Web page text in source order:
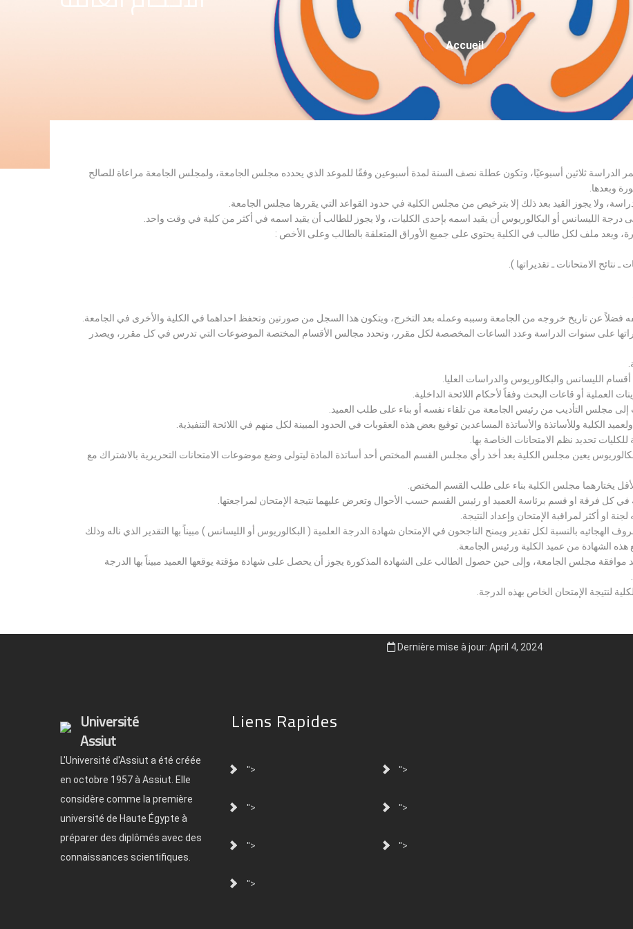
Fil
D'Ariane
Accueil
الدراسة ثلاثين أسبوعيًا، وتكون عطلة نصف السنة لمدة أسبوعين وفقًا للموعد الذي يحدده مجلس الجامعة، ولمجلس الجامعة مراعاة للصالح
وبعدها.
ولا يجوز القيد بعد ذلك إلا بترخيص من مجلس الكلية في حدود القواعد التي يقررها مجلس الجامعة.
درجة الليسانس أو البكالوريوس أن يقيد اسمه بإحدى الكليات، ولا يجوز للطالب أن يقيد اسمه في أكثر من كلية في وقت واحد.
ويعد ملف لكل طالب في الكلية يحتوي على جميع الأوراق المتعلقة بالطالب وعلى الأخص :
نتائح الامتحانات ـ تقديراتها ).
عن تاريخ خروجه من الجامعة وسببه وعمله بعد التخرج، ويتكون هذا السجل من صورتين وتحفظ احداهما في الكلية والأخرى في الجامعة.
مقرراتها على سنوات الدراسة وعدد الساعات المخصصة لكل مقرر، وتحدد مجالس الأقسام المختصة الموضوعات التي تدرس في كل مقرر، ويصدر
الليسانس والبكالوريوس والدراسات العليا.
أو قاعات البحث وفقاً لأحكام اللائحة الداخلية.
إلى مجلس التأديب من رئيس الجامعة من تلقاء نفسه أو بناء على طلب العميد.
الكلية وللأساتذة والأساتذة المساعدين توقيع بعض هذه العقوبات في الحدود المبينة لكل منهم في اللائحة التنفيذية.
للكليات تحديد نظم الامتحانات الخاصة بها.
يعين مجلس الكلية بعد أخذ رأي مجلس القسم المختص أحد أساتذة المادة ليتولى وضع موضوعات الامتحانات التحريرية بالاشتراك مع
يختارهما مجلس الكلية بناء على طلب القسم المختص.
كل فرقة او قسم برئاسة العميد او رئيس القسم حسب الأحوال وتعرض عليهما نتيجة الإمتحان لمراجعتها.
او أكثر لمراقبة الإمتحان وإعداد النتيجة.
الهجائيه بالنسبة لكل تقدير ويمنح الناجحون في الإمتحان شهادة الدرجة العلمية ( البكالوريوس أو الليسانس ) مبيناً بها التقدير الذي ناله وذلك
هذه الشهادة من عميد الكلية ورئيس الجامعة.
موافقة مجلس الجامعة، وإلى حين حصول الطالب على الشهادة المذكورة يجوز أن يحصل على شهادة مؤقتة يوقعها العميد مبيناً بها الدرجة
لنتيجة الإمتحان الخاص بهذه الدرجة.
Dernière mise à jour: April 4, 2024
Université
Assiut
L'Université d'Assiut a été créée
en octobre 1957 à Assiut. Elle
considère comme la première
université de Haute Égypte à
préparer des diplômés avec des
connaissances scientifiques.
Liens Rapides
"> ">
"> ">
"> ">
">